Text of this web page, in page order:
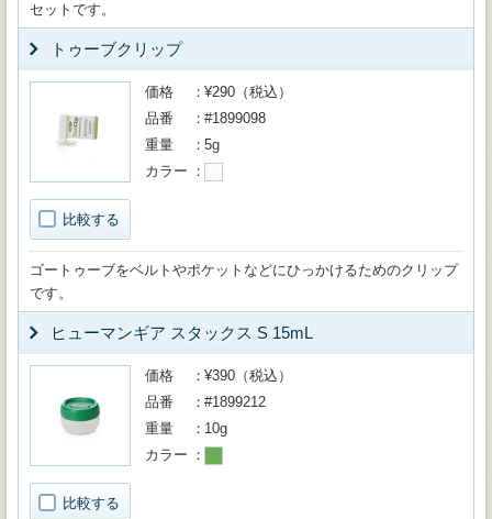
セットです。
トゥーブクリップ
比較する
価格
¥290（税込）
品番
#1899098
重量
5g
カラー
ゴートゥーブをベルトやポケットなどにひっかけるためのクリップ
です。
ヒューマンギア スタックス S 15mL
比較する
価格
¥390（税込）
品番
#1899212
重量
10g
カラー